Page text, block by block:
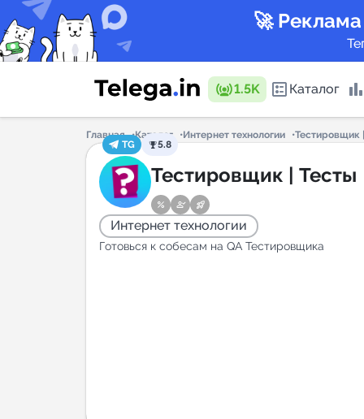
🚀
1.5K Каталог
Каталог
Главная Каталог Интернет технологии
Тестировщик
TG
5.8
Тестировщик | Тесты
Интернет технологии
Готовься к собесам на QA Тестировщика